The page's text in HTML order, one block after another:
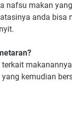
nafsu makan
anda
kemudian